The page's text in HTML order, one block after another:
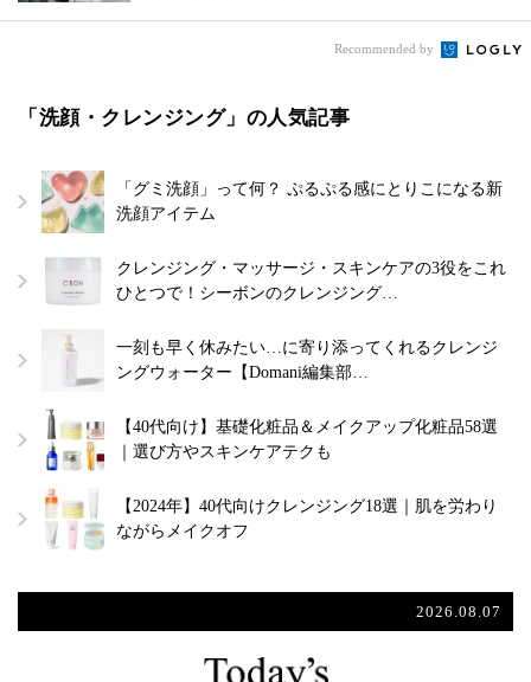
Recommended by
「洗顔・クレンジング」の人気記事
「グミ洗顔」って何？ ぷるぷる感にとりこになる新
洗顔アイテム
クレンジング・マッサージ・スキンケアの3役をこれ
ひとつで！シーボンのクレンジング…
一刻も早く休みたい…に寄り添ってくれるクレンジ
ングウォーター【Domani編集部…
【40代向け】基礎化粧品＆メイクアップ化粧品58選
｜選び方やスキンケアテクも
【2024年】40代向けクレンジング18選｜肌を労わり
ながらメイクオフ
2026.08.07